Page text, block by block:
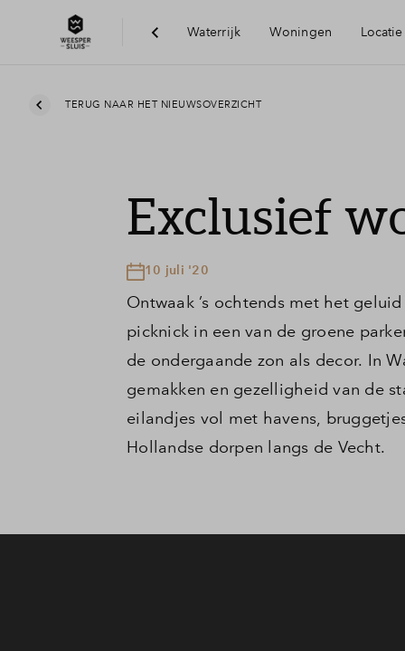
Waterrijk Woningen Locatie
Duurzaamheid
TERUG NAAR HET NIEUWSOVERZICHT
Exclusief
10 juli '20
Ontwaak ’s ochtends met het
picknick in een van de groene
de ondergaande zon als decor. In
gemakken en gezelligheid van de
eilandjes vol met havens,
Hollandse dorpen langs de Vecht.